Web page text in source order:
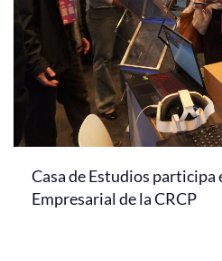
Casa de Estudios participa
Empresarial de la CRCP